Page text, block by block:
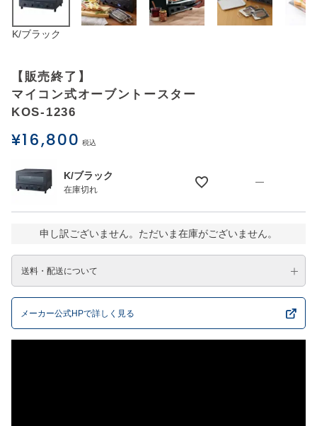
ログイン
K/ブラック
【販売終了】
マイコン式オーブントースター
KOS-1236
¥16,800 税込
K/ブラック
在庫切れ
—
申し訳ございません。ただいま在庫がございません。
送料・配送について
メーカー公式HPで詳しく見る